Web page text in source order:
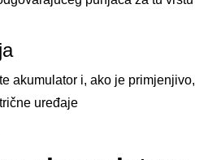
akumulator i, ako je primjenjivo,
uređaje